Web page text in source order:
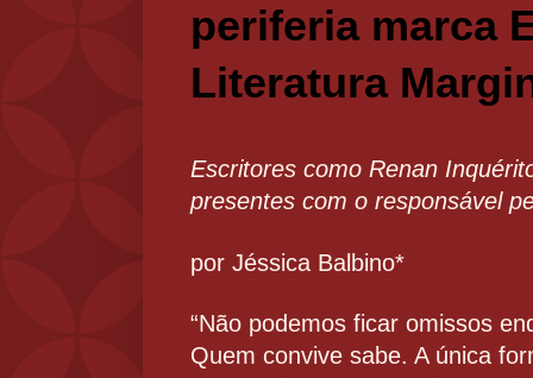
periferia marca
Literatura
Escritores como Renan
presentes com o responsável
por Jéssica Balbino*
“Não podemos ficar omissos
Quem convive sabe. A única